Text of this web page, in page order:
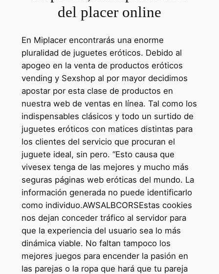
del placer online
En Miplacer encontrarás una enorme
pluralidad de juguetes eróticos. Debido al
apogeo en la venta de productos eróticos
vending y Sexshop al por mayor decidimos
apostar por esta clase de productos en
nuestra web de ventas en línea. Tal como los
indispensables clásicos y todo un surtido de
juguetes eróticos con matices distintas para
los clientes del servicio que procuran el
juguete ideal, sin pero. “Esto causa que
vivesex tenga de las mejores y mucho más
seguras páginas web eróticas del mundo. La
información generada no puede identificarlo
como individuo.AWSALBCORSEstas cookies
nos dejan conceder tráfico al servidor para
que la experiencia del usuario sea lo más
dinámica viable. No faltan tampoco los
mejores juegos para encender la pasión en
las parejas o la ropa que hará que tu pareja